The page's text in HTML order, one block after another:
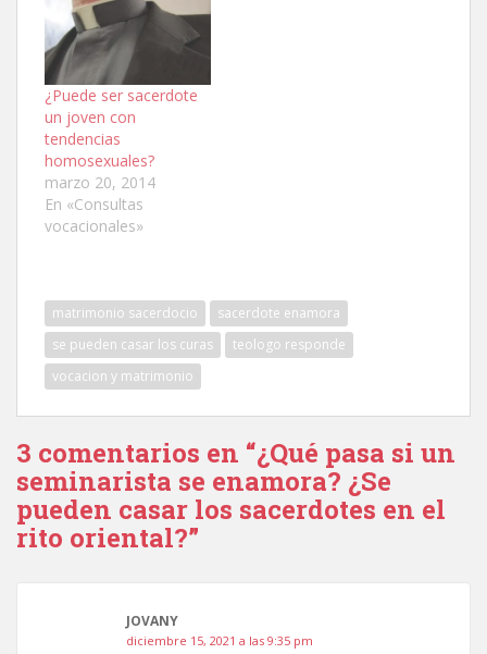
¿Puede ser sacerdote
un joven con
tendencias
homosexuales?
marzo 20, 2014
En «Consultas
vocacionales»
matrimonio sacerdocio
sacerdote enamora
se pueden casar los curas
teologo responde
vocacion y matrimonio
3 comentarios en “¿Qué pasa si un
seminarista se enamora? ¿Se
pueden casar los sacerdotes en el
rito oriental?”
JOVANY
diciembre 15, 2021 a las 9:35 pm